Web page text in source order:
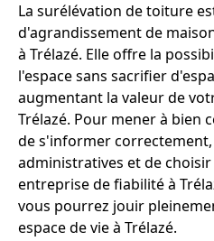
La surélévation de toiture
d'agrandissement de
à Trélazé. Elle offre la
l'espace sans sacrifier
augmentant la valeur de
Trélazé. Pour mener à bien
de s'informer
administratives et de
entreprise de fiabilité à
vous pourrez jouir
espace de vie à Trélazé.